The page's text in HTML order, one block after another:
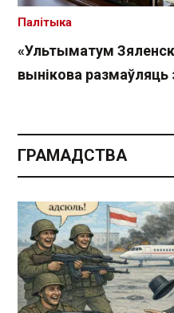
«Ультыматум
вынікова
Палітыка
ГРАМАДСТВА